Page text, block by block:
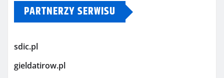
PARTNERZY SERWISU
sdic.pl
gieldatirow.pl